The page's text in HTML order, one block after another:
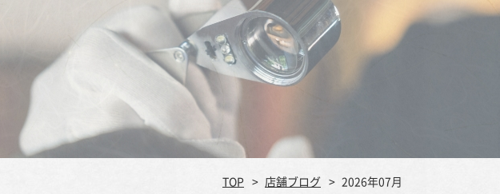
古いおもちゃ・人形 遺品買取
時計 ブランド品 食器
ブランド家具
TOP 店舗ブログ 2026年07月